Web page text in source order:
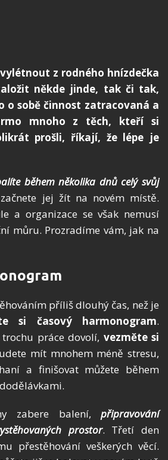
z rodného hnízdečka
někde jinde, tak či tak,
o sobě činnost zatracovaná a
mnoho z těch, kteří si
prošli, říkají, že lépe je
během několika dnů celý svůj
jej žít na novém místě.
a organizace se však nemusí
můru. Prozradíme vám, jak na
příliš dlouhý čas, než je
si časový harmonogram.
práce dovolí, vezměte si
mít mnohem méně stresu,
a finišovat můžete během
zabere balení, připravování
prostor. Třetí den
přestěhování veškerých věcí.